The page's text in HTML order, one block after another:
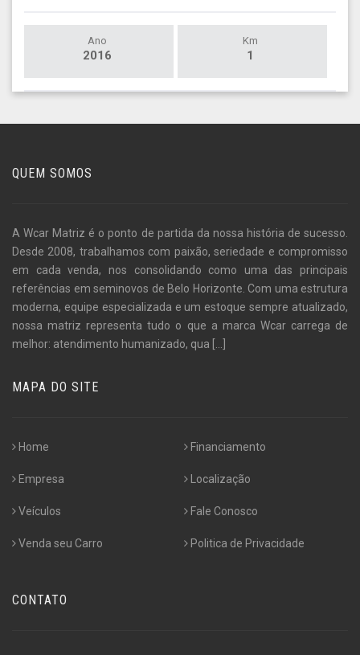
Ano
2016
Km
1
QUEM SOMOS
A Wcar Matriz é o ponto de partida da nossa história de sucesso.
Desde 2008, trabalhamos com paixão, seriedade e compromisso
em cada venda, nos consolidando como uma das principais
referências em seminovos de Belo Horizonte. Com uma estrutura
moderna, equipe especializada e um estoque sempre atualizado,
nossa matriz representa tudo o que a marca Wcar carrega de
melhor: atendimento humanizado, qua [...]
MAPA DO SITE
Home
Empresa
Veículos
Venda seu Carro
Financiamento
Localização
Fale Conosco
Politica de Privacidade
CONTATO